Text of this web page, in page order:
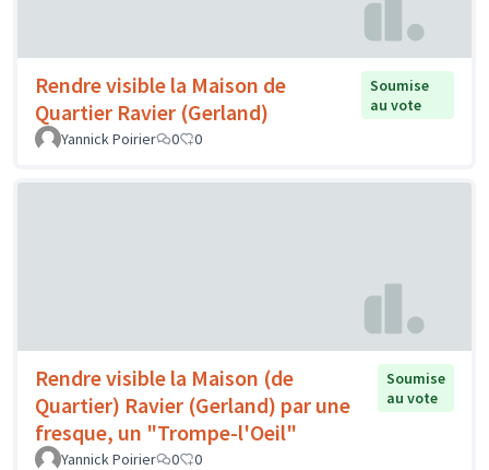
Rendre visible la Maison de
Quartier Ravier (Gerland)
Soumise
au vote
Yannick Poirier
0 0
Rendre visible la Maison (de
Quartier) Ravier (Gerland) par une
fresque, un "Trompe-l'Oeil"
Soumise
au vote
Yannick Poirier 0 0